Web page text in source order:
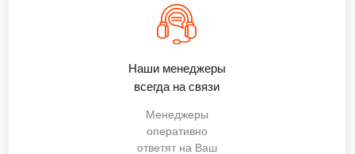
Наши менеджеры
всегда на связи
Менеджеры
оперативно
ответят на Ваш